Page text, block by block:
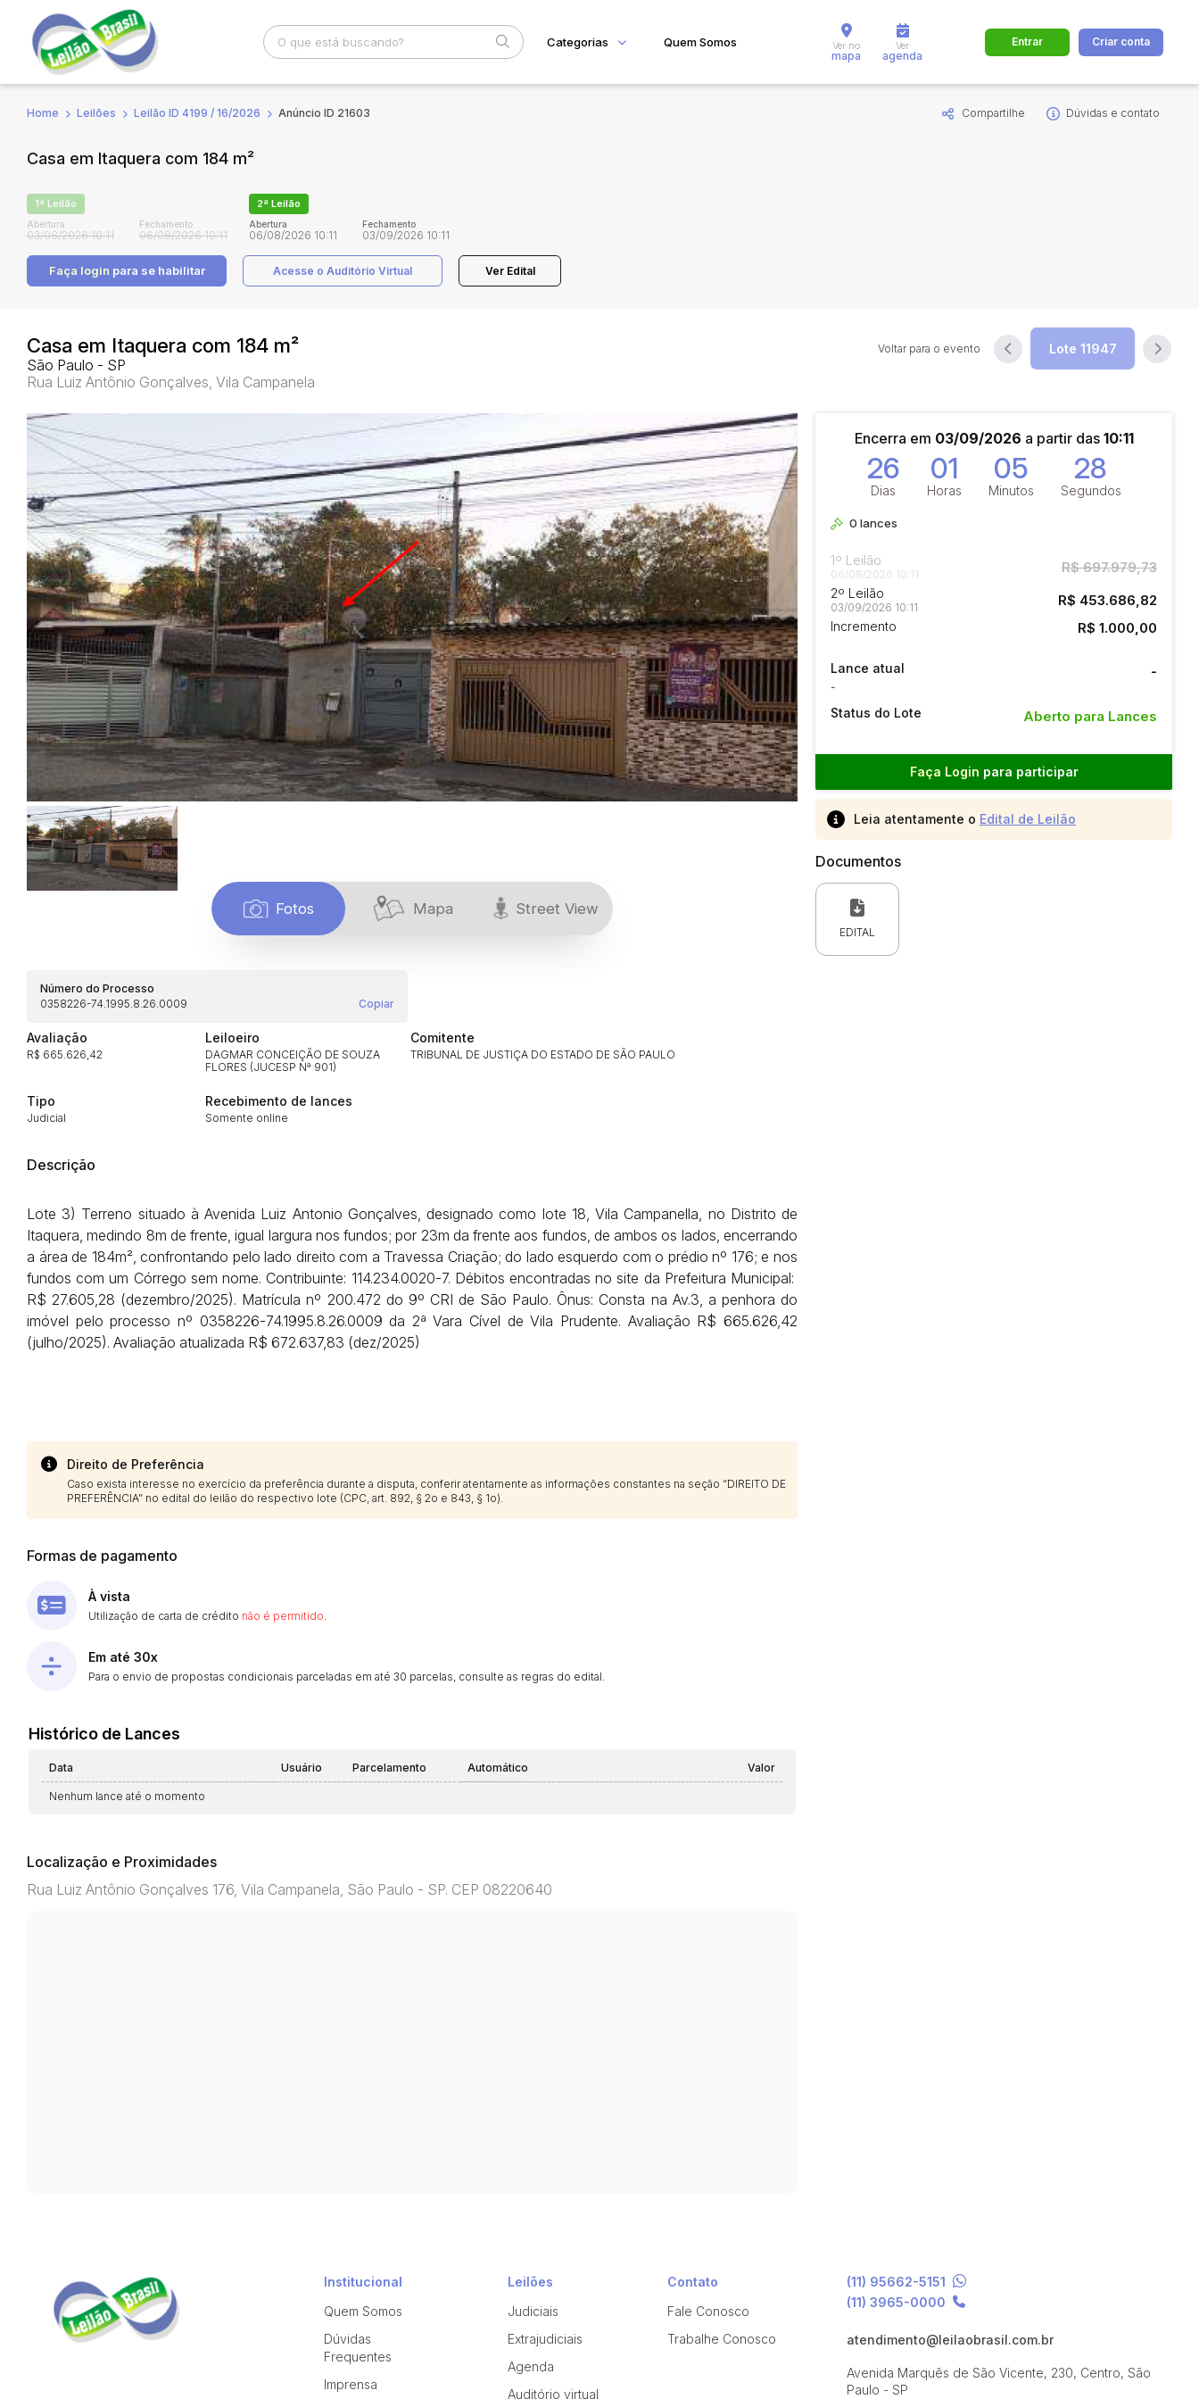
Busca por palavra-chave Categoria Cidade
Categorias Quem Somos Ver no
mapa
Ver
agenda
Entrar Criar conta
Home Leilões Leilão ID 4199 / 16/2026 Anúncio ID 21603 Compartilhe Dúvidas e contato
Casa em Itaquera com 184 m²
1ª Leilão
Abertura
03/08/2026 10:11
Fechamento
06/08/2026 10:11
2ª Leilão
Abertura
06/08/2026 10:11
Fechamento
03/09/2026 10:11
Faça login para se habilitar Acesse o Auditório Virtual Ver Edital
Casa em Itaquera com 184 m²
São Paulo - SP
Rua Luiz Antônio Gonçalves, Vila Campanela
Voltar para o evento
Fotos Mapa Street View
Encerra em 03/09/2026 a partir das 10:11
26
Dias
01
Horas
05
Minutos
27
Segundos
0 lances
1º Leilão
06/08/2026 10:11 R$ 697.979,73
2º Leilão
03/09/2026 10:11 R$ 453.686,82
Incremento R$ 1.000,00
Lance atual
-
-
Status do Lote Aberto para Lances
Faça Login para participar
Leia atentamente o Edital de Leilão
Documentos
EDITAL
Número do Processo
0358226-74.1995.8.26.0009
Copiar
Avaliação
R$ 665.626,42
Leiloeiro
DAGMAR CONCEIÇÃO DE SOUZA
FLORES (JUCESP Nª 901)
Comitente
TRIBUNAL DE JUSTIÇA DO ESTADO DE SÃO PAULO
Tipo
Judicial
Recebimento de lances
Somente online
Descrição
Lote 3) Terreno situado à Avenida Luiz Antonio Gonçalves, designado como lote 18, Vila Campanella, no Distrito de
Itaquera, medindo 8m de frente, igual largura nos fundos; por 23m da frente aos fundos, de ambos os lados, encerrando
a área de 184m², confrontando pelo lado direito com a Travessa Criação; do lado esquerdo com o prédio nº 176; e nos
fundos com um Córrego sem nome. Contribuinte: 114.234.0020-7. Débitos encontradas no site da Prefeitura Municipal:
R$ 27.605,28 (dezembro/2025). Matrícula nº 200.472 do 9º CRI de São Paulo. Ônus: Consta na Av.3, a penhora do
imóvel pelo processo nº 0358226-74.1995.8.26.0009 da 2ª Vara Cível de Vila Prudente. Avaliação R$ 665.626,42
(julho/2025). Avaliação atualizada R$ 672.637,83 (dez/2025)
Direito de Preferência
Caso exista interesse no exercício da preferência durante a disputa, conferir atentamente as informações constantes na seção “DIREITO DE
PREFERÊNCIA” no edital do leilão do respectivo lote (CPC, art. 892, § 2o e 843, § 1o).
Formas de pagamento
À vista
Utilização de carta de crédito não é permitido.
Em até 30x
Para o envio de propostas condicionais parceladas em até 30 parcelas, consulte as regras do edital.
Histórico de Lances
Data Usuário Parcelamento Automático Valor
Nenhum lance até o momento
Localização e Proximidades
Rua Luiz Antônio Gonçalves 176, Vila Campanela, São Paulo - SP. CEP 08220640
Envie sua Proposta (Art. 895, CPC)
Histórico de Propostas
Data Usuário
14/04/2025 18:43:11 TIAGOFELIPE
Clique aqui para fazer login
Habilite-se para efetuar lances ou propostas
Institucional
Quem Somos
Dúvidas
Frequentes
Imprensa
Leilões
Judiciais
Extrajudiciais
Agenda
Auditório virtual
Contato
Fale Conosco
Trabalhe Conosco
(11) 95662-5151
(11) 3965-0000
atendimento@leilaobrasil.com.br
Avenida Marquês de São Vicente, 230, Centro, São
Paulo - SP